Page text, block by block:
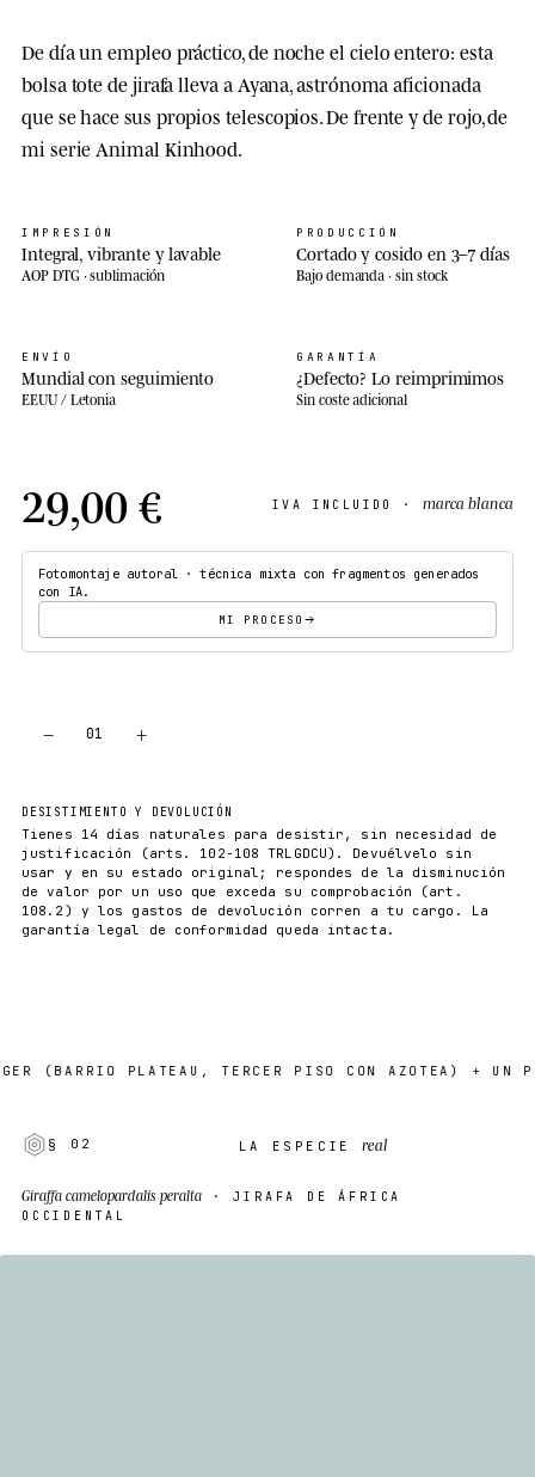
De día un empleo práctico, de noche el cielo entero: esta
bolsa tote de jirafa lleva a Ayana, astrónoma aficionada
que se hace sus propios telescopios. De frente y de rojo, de
mi serie Animal Kinhood.
IMPRESIÓN
Integral, vibrante y lavable
AOP DTG · sublimación
PRODUCCIÓN
Cortado y cosido en 3–7 días
Bajo demanda · sin stock
ENVÍO
Mundial con seguimiento
EEUU / Letonia
GARANTÍA
¿Defecto? Lo reimprimimos
Sin coste adicional
29,00 € IVA INCLUIDO · marca blanca
Fotomontaje autoral · técnica mixta con fragmentos generados
con IA.
MI PROCESO
− 01 +
DESISTIMIENTO Y DEVOLUCIÓN
Tienes 14 días naturales para desistir, sin necesidad de
justificación (arts. 102-108 TRLGDCU). Devuélvelo sin
usar y en su estado original; respondes de la disminución
de valor por un uso que exceda su comprobación (art.
108.2) y los gastos de devolución corren a tu cargo. La
garantía legal de conformidad queda intacta.
PLATEAU, TERCER PISO CON AZOTEA) + UN PUNTO
§ 02 LA ESPECIE real
Giraffa camelopardalis peralta · JIRAFA DE ÁFRICA
OCCIDENTAL